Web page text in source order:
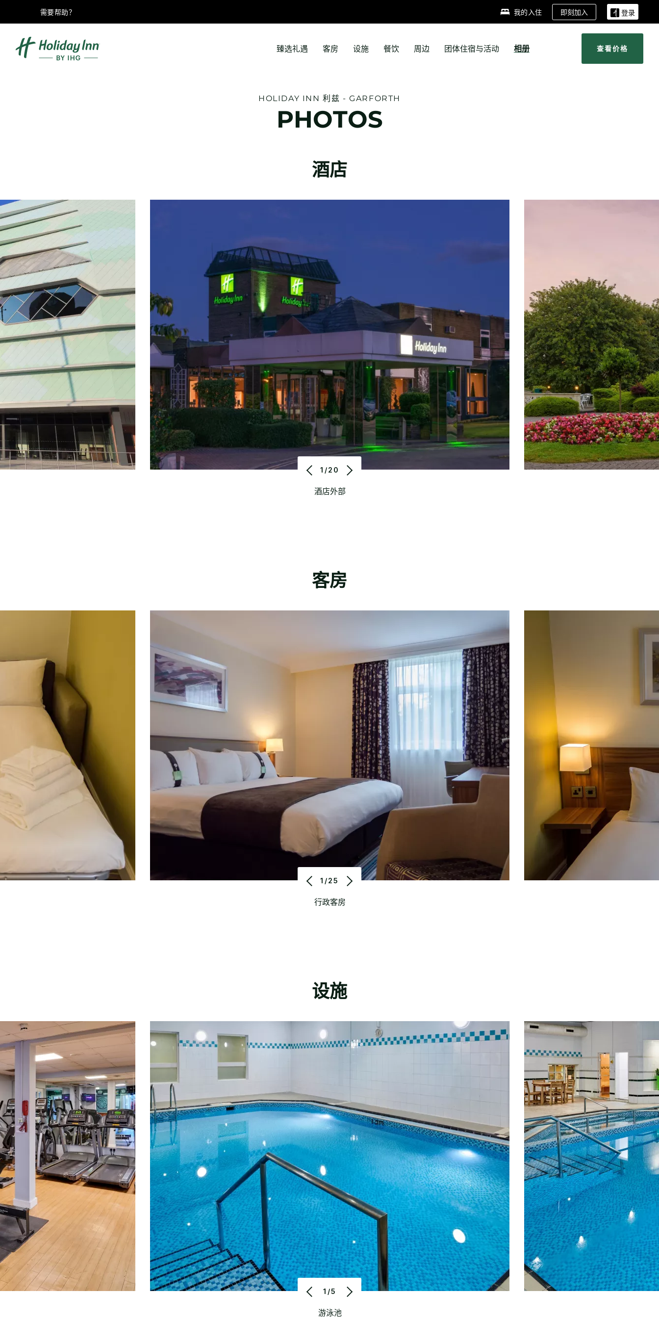
需要帮助？ 我的入住 即刻加入 登录
臻选礼遇 客房 设施 餐饮 周边 团体住宿与活动 相册 查看价格
HOLIDAY INN 利兹 - GARFORTH
PHOTOS
酒店
酒店外部
1/20
客房
行政客房
1/25
设施
游泳池
1/5